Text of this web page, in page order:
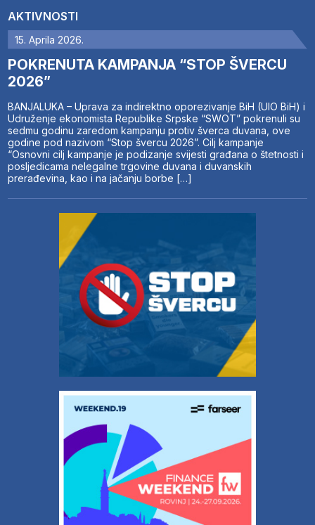
AKTIVNOSTI
15. Aprila 2026.
POKRENUTA KAMPANJA “STOP ŠVERCU
2026”
BANJALUKA – Uprava za indirektno oporezivanje BiH (UIO BiH) i
Udruženje ekonomista Republike Srpske “SWOT” pokrenuli su
sedmu godinu zaredom kampanju protiv šverca duvana, ove
godine pod nazivom “Stop švercu 2026”. Cilj kampanje
“Osnovni cilj kampanje je podizanje svijesti građana o štetnosti i
posljedicama nelegalne trgovine duvana i duvanskih
prerađevina, kao i na jačanju borbe […]